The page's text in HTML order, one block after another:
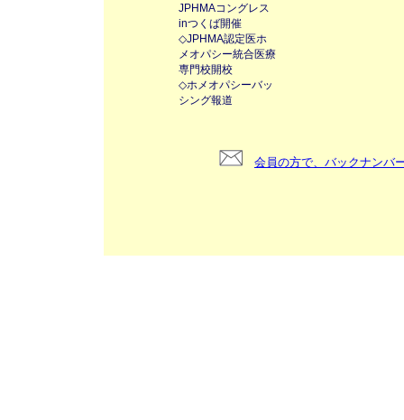
JPHMAコングレス
inつくば開催
◇JPHMA認定医ホ
メオパシー統合医療
専門校開校
◇ホメオパシーバッ
シング報道
会員の方で、バックナンバ